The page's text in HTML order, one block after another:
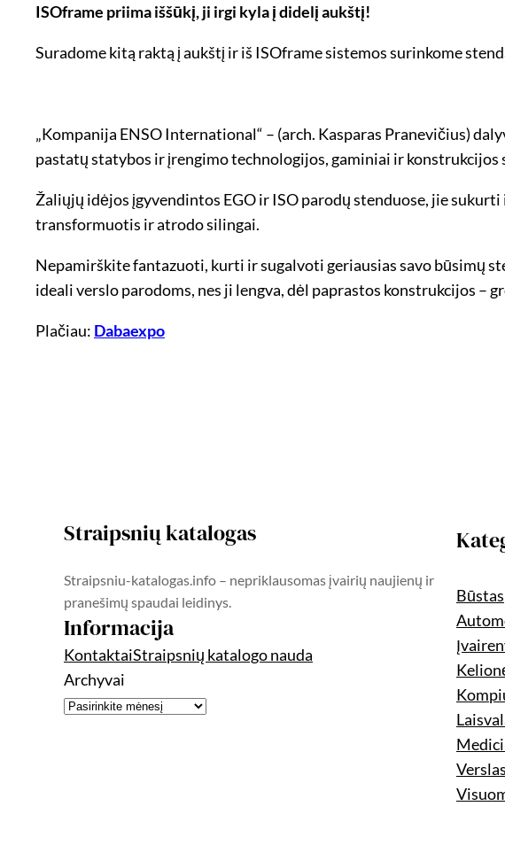
ISOframe priima iššūkį, ji irgi kyla į didelį aukštį!
Suradome kitą raktą į aukštį ir iš ISOframe sistemos surinkome
„Kompanija ENSO International“ – (arch. Kasparas Pranevičius)
pastatų statybos ir įrengimo technologijos, gaminiai ir
Žaliųjų idėjos įgyvendintos EGO ir ISO parodų stenduose, jie
transformuotis ir atrodo silingai.
Nepamirškite fantazuoti, kurti ir sugalvoti geriausias savo būsimų
ideali verslo parodoms, nes ji lengva, dėl paprastos konstrukcijos
Plačiau: Dabaexpo
Straipsnių katalogas
Straipsniu-katalogas.info – nepriklausomas įvairių naujienų ir
pranešimų spaudai leidinys.
Informacija
KontaktaiStraipsnių katalogo nauda
Archyvai
Būstas